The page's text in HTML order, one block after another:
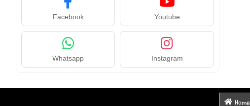
Youtube
Facebook
Instagram
Whatsapp
Home